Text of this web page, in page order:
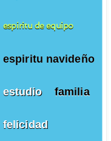
espiritu de equipo
espiritu navideño
estudio familia
felicidad